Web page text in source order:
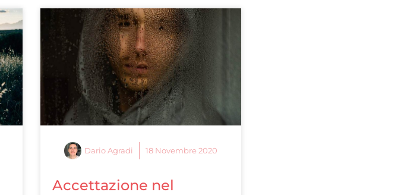
Dario Agradi 18 Novembre 2020
Accettazione nel